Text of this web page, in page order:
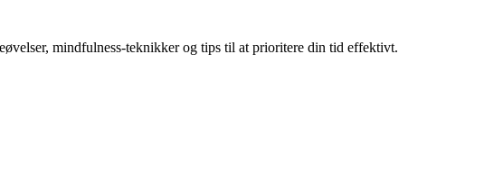
mindfulness-teknikker og tips til at prioritere din tid effektivt.